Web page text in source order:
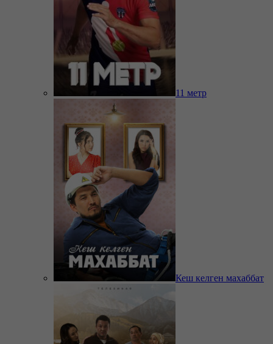
11 метр
Кеш келген махаббат